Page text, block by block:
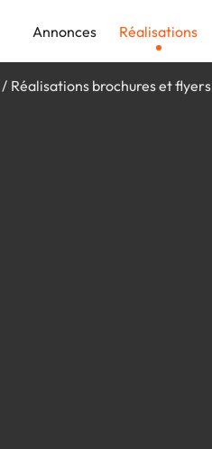
Annonces Réalisations
Réalisations brochures et flyers